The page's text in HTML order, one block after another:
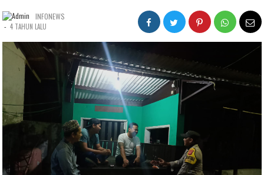
INFONEWS
- 4 TAHUN LALU